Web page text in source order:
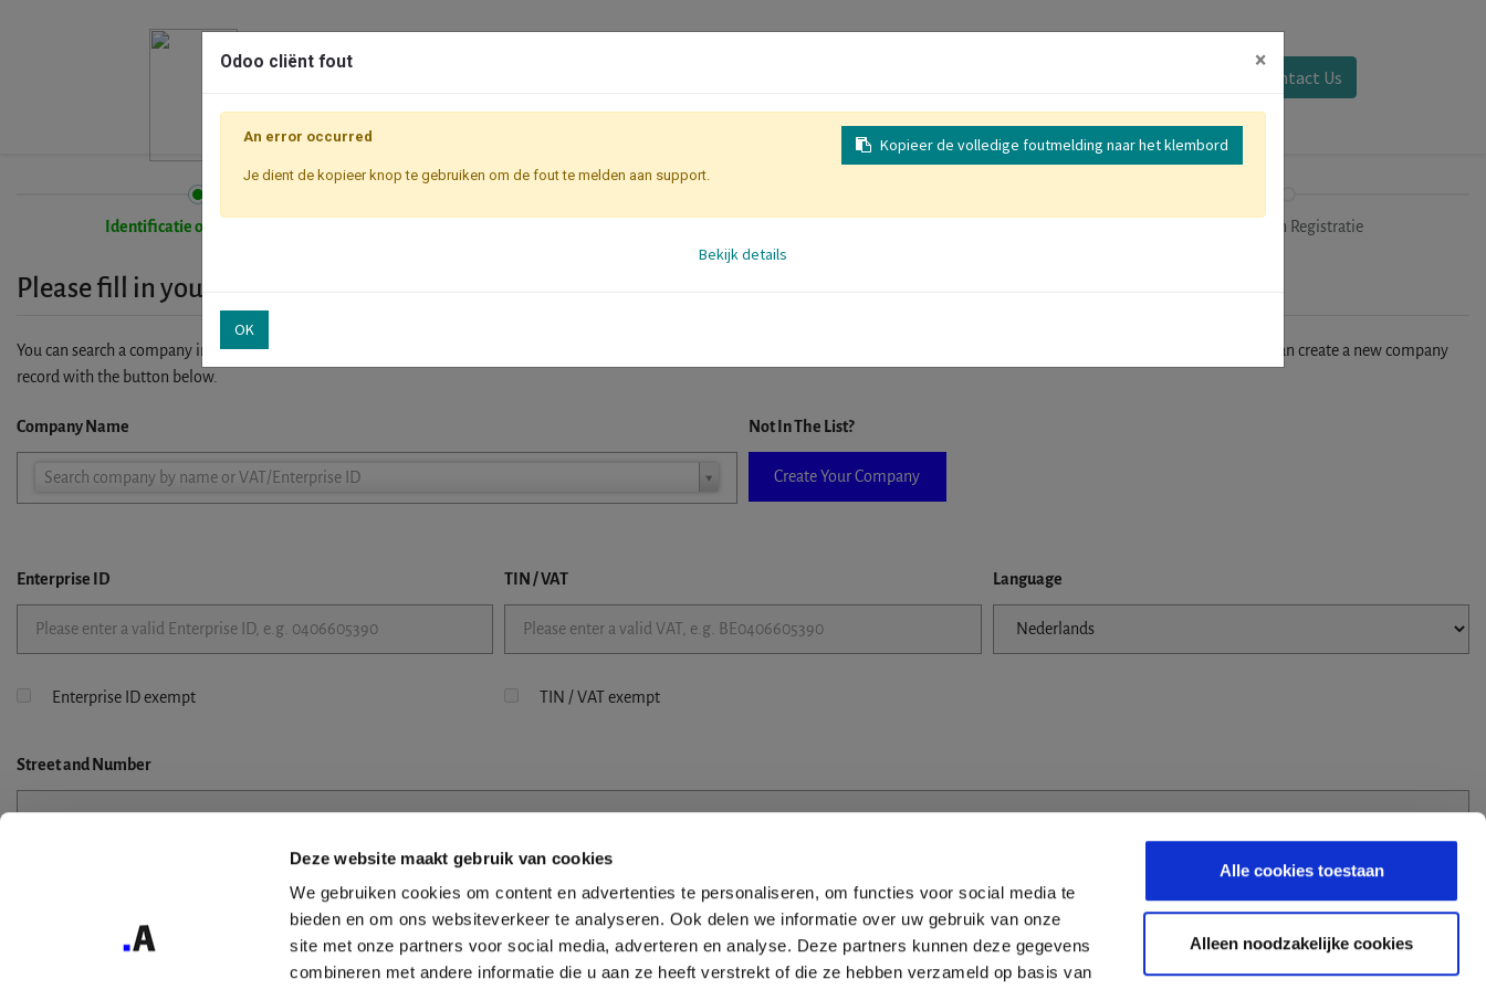
Deze website maakt gebruik van cookies
We gebruiken cookies om content en advertenties te personaliseren, om functies voor social media te
bieden en om ons websiteverkeer te analyseren. Ook delen we informatie over uw gebruik van onze
site met onze partners voor social media, adverteren en analyse. Deze partners kunnen deze gegevens
combineren met andere informatie die u aan ze heeft verstrekt of die ze hebben verzameld op basis van
Alle cookies toestaan
Alleen noodzakelijke cookies
Contact Us
Identificatie onderneming Uitchecken Registratie
Please fill in your company details
You can search a company in our database by name, VAT or enterprise ID. When a company is selected it will auto-complete the form. If you don't find your company in our database, you can create a new company
record with the button below.
Company Name
Search company by name or VAT/Enterprise ID
Company
Not In The List?
Create Your Company
Enterprise ID TIN / VAT Language
Enterprise ID exempt TIN / VAT exempt
Streetand Number
Odoo cliënt fout ×
Kopieer de volledige foutmelding naar het klembord
An error occurred
Je dient de kopieer knop te gebruiken om de fout te melden aan support.
Bekijk details
OK